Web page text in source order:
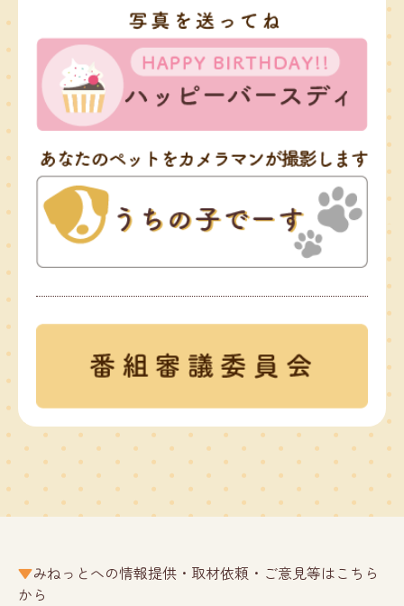
みねっとへの情報提供・取材依頼・ご意見等はこちら
から